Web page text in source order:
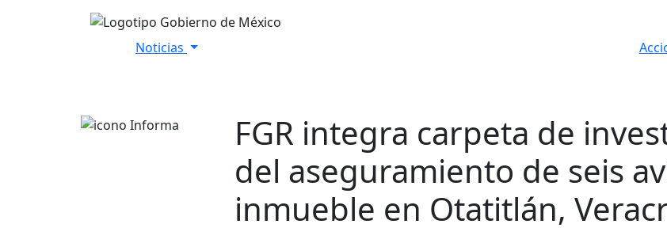
Noticias
FGR integra carpeta de
del aseguramiento de seis
inmueble en Otatitlán,